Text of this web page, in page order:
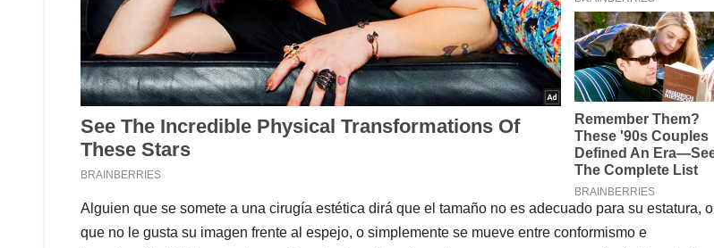
Alguien que se somete a una cirugía estética dirá que el tamaño no es adecuado para su estatura, o
que no le gusta su imagen frente al espejo, o simplemente se mueve entre conformismo e